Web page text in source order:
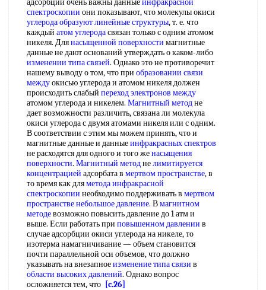
адсорбции очень важны данныеинфракрасной
спектроскопии они показывают, что молекулы окиси
углерода образуютлинейные структуры, т. е. что
каждый атом углеродасвязан только с одним атомом
никеля. Длянасыщенной поверхности магнитные
данные не дают оснований утверждать о каком-либо
изменении типа связей. Однако это не противоречит
нашему выводу о том, что при образовании связи
междуокисью углерода и атомом никеля должен
происходить слабый переход электронов между
атомом углерода и никелем. Магнитный методне
дает возможности различить, связана ли молекула
окиси углерода с двумя атомами никеля или с одним.
В соответствии с этим мы можем принять, что и
магнитные данные и данныеинфракрасных спектров
не расходятся для одного и того женасыщения
поверхности. Магнитный методнелимитируется
концентрацией адсорбата в мертвом пространстве, в
то время как дляметода инфракрасной
спектроскопии необходимо поддерживать в мертвом
пространственебольшое давление. Вмагнитном
методевозможно повысить давление до 1 атм и
выше. Если работать при повышенном давлении в
случае адсорбции окиси углерода на никеле, то
изотерма намагничивание — объем становится
почти параллельной оси объемов, что должно
указывать на внезапноеизменение типа связи в
области высоких давлений. Однако вопрос
осложняется тем, что [c.26]